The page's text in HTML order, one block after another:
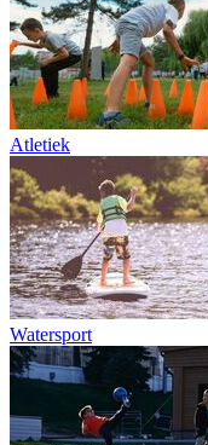
Atletiek
Watersport